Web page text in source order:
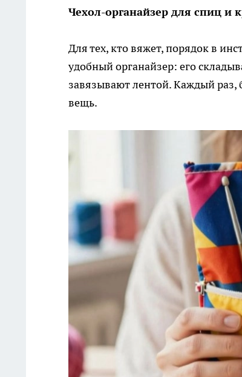
Чехол-органайзер для спиц и
Для тех, кто вяжет, порядок в
удобный органайзер: его
завязывают лентой. Каждый раз,
вещь.